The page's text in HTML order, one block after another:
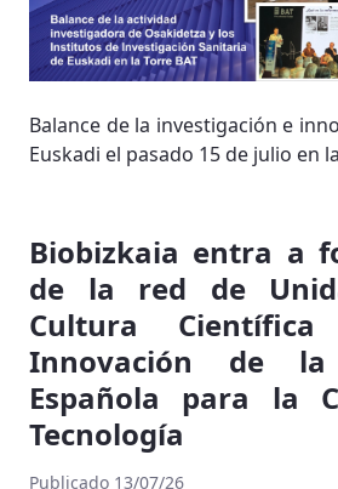
Balance de la investigación e
Euskadi el pasado 15 de julio en
Biobizkaia entra a
de la red de
Cultura
Innovación de la
Española para la
Tecnología
Publicado 13/07/26